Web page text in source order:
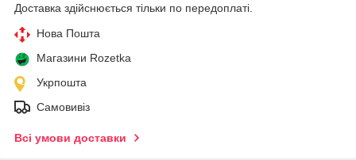
Доставка здійснюється тільки по передоплаті.
Нова Пошта
Магазини Rozetka
Укрпошта
Самовивіз
Всі умови доставки